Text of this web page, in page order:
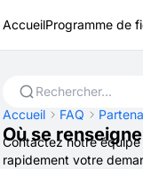
AccueilProgramme de
Accueil FAQ
Où se
Contactez notre équipe
rapidement votre